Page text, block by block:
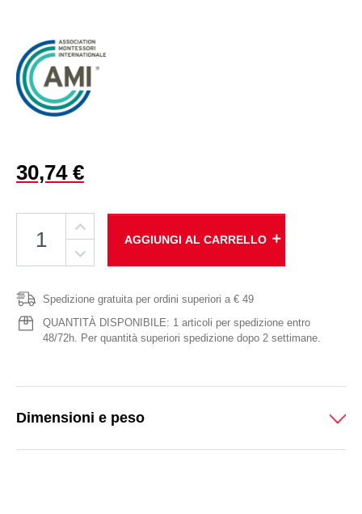
30,74 €
AGGIUNGI AL CARRELLO add
Spedizione gratuita per ordini superiori a € 49
QUANTITÀ DISPONIBILE: 1 articoli per spedizione entro
48/72h. Per quantità superiori spedizione dopo 2 settimane.
Dimensioni e peso